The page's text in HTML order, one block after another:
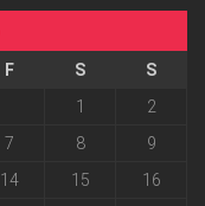
F S
S
1
2
7 8
9
14 15
16